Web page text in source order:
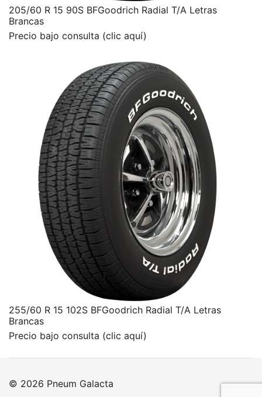
205/60 R 15 90S BFGoodrich Radial T/A Letras
Brancas
Precio bajo consulta (clic aquí)
255/60 R 15 102S BFGoodrich Radial T/A Letras
Brancas
Precio bajo consulta (clic aquí)
© 2026 Pneum Galacta